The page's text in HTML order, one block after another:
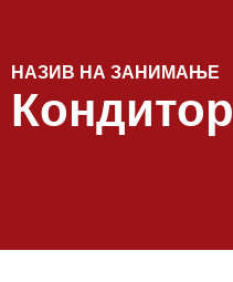
НАЗИВ НА ЗАНИМАЊЕ
Кондитор